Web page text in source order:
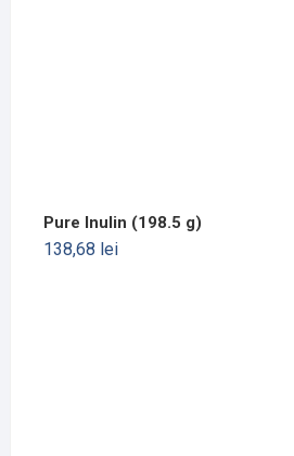
Pure Inulin (198.5 g)
138,68 lei